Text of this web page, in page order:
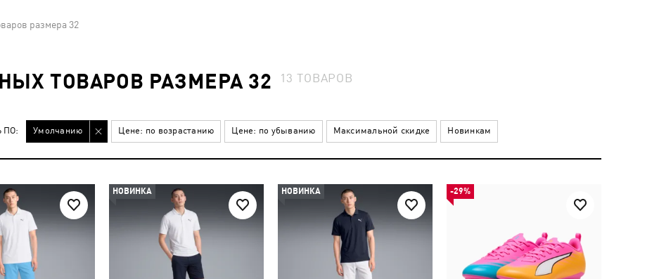
размера 32
ТОВАРОВ РАЗМЕРА 32 13ТОВАРОВ
ПО: Умолчанию Цене: по возрастанию Цене: по убыванию Максимальной скидке Новинкам
НОВИНКА НОВИНКА -29%